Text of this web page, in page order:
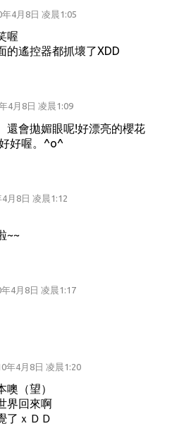
年4月8日 凌晨1:05
喔
的遙控器都抓壞了XDD
4月8日 凌晨1:09
還會拋媚眼呢!好漂亮的櫻花
好喔。^o^
4月8日 凌晨1:12
~~
年4月8日 凌晨1:17
年4月8日 凌晨1:20
噢（望）
界回來啊
了ｘＤＤ